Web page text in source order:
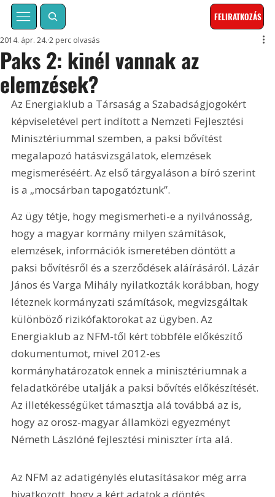
FELIRATKOZÁS
Paks 2: kinél vannak az
elemzések?
2014. ápr. 24. 2 perc olvasás
Az Energiaklub a Társaság a Szabadságjogokért
képviseletével pert indított a Nemzeti Fejlesztési
Minisztériummal szemben, a paksi bővítést
megalapozó hatásvizsgálatok, elemzések
megismeréséért. Az első tárgyaláson a bíró szerint
is a „mocsárban tapogatóztunk”.
Az ügy tétje, hogy megismerheti-e a nyilvánosság,
hogy a magyar kormány milyen számítások,
elemzések, információk ismeretében döntött a
paksi bővítésről és a szerződések aláírásáról. Lázár
János és Varga Mihály nyilatkozták korábban, hogy
léteznek kormányzati számítások, megvizsgáltak
különböző rizikófaktorokat az ügyben. Az
Energiaklub az NFM-től kért többféle előkészítő
dokumentumot, mivel 2012-es
kormányhatározatok ennek a minisztériumnak a
feladatkörébe utalják a paksi bővítés előkészítését.
Az illetékességüket támasztja alá továbbá az is,
hogy az orosz-magyar államközi egyezményt
Németh Lászlóné fejlesztési miniszter írta alá.
Az NFM az adatigénylés elutasításakor még arra